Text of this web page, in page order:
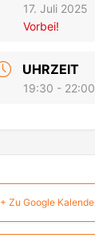
17. Juli 2025
Vorbei!
UHRZEIT
19:30 - 22:00
+ Zu Google